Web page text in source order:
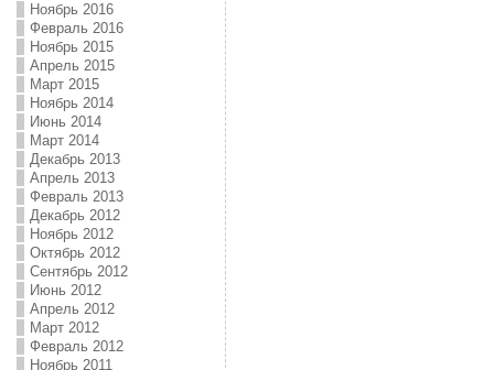
Ноябрь 2016
Февраль 2016
Ноябрь 2015
Апрель 2015
Март 2015
Ноябрь 2014
Июнь 2014
Март 2014
Декабрь 2013
Апрель 2013
Февраль 2013
Декабрь 2012
Ноябрь 2012
Октябрь 2012
Сентябрь 2012
Июнь 2012
Апрель 2012
Март 2012
Февраль 2012
Ноябрь 2011